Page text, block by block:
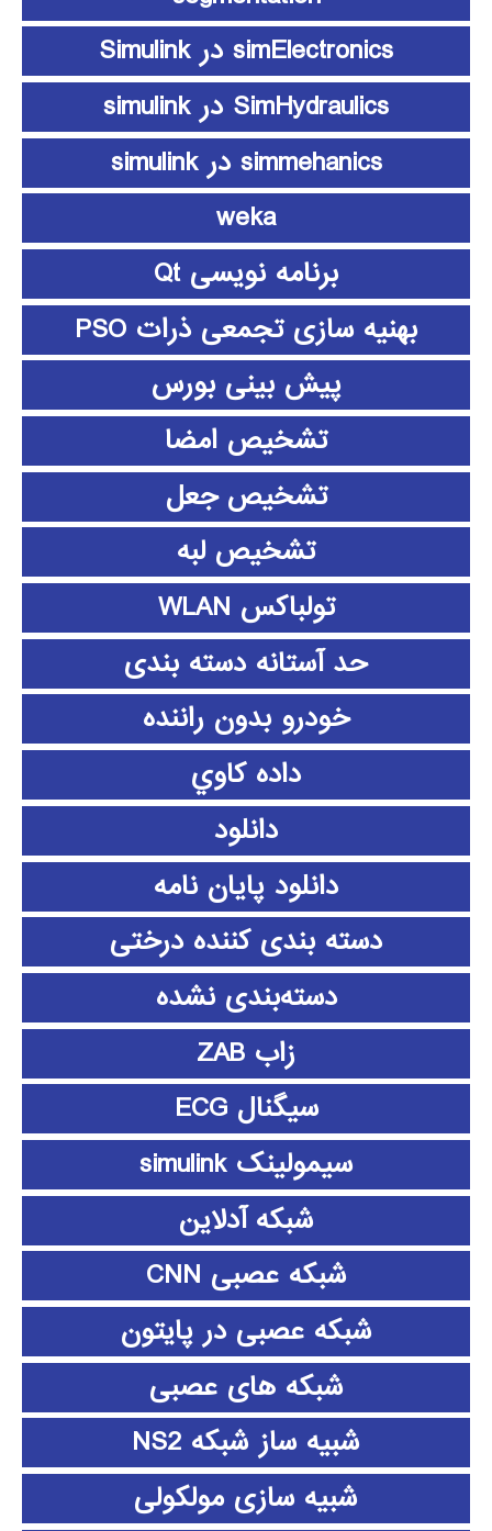
simElectronics در Simulink
SimHydraulics در simulink
simmehanics در simulink
weka
برنامه نویسی Qt
بهنیه سازی تجمعی ذرات PSO
پیش بینی بورس
تشخیص امضا
تشخیص جعل
تشخیص لبه
تولباکس WLAN
حد آستانه دسته بندی
خودرو بدون راننده
داده كاوي
دانلود
دانلود پايان نامه
دسته بندی کننده درختی
دسته‌بندی نشده
زاب ZAB
سیگنال ECG
سیمولینک simulink
شبکه آدلاین
شبکه عصبی CNN
شبکه عصبی در پایتون
شبکه های عصبی
شبیه ساز شبکه NS2
شبیه سازی مولکولی